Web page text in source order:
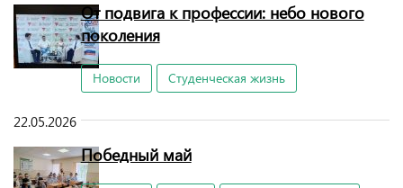
От подвига к профессии: небо нового
поколения
Новости Студенческая жизнь
22.05.2026
Победный май